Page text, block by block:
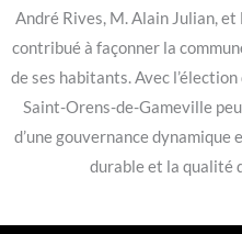
André Rives, M. Alain Julian,
contribué à façonner la
de ses habitants. Avec
Saint-Orens-de-Gameville
d’une gouvernance
durable et la qualité